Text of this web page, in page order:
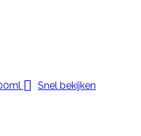

Snel bekijken